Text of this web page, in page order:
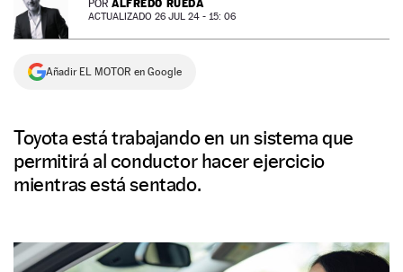
NEWSLETTER
SÍGUENOS
POR ALFREDO RUEDA
ACTUALIZADO 26 JUL 24 - 15: 06
Añadir EL MOTOR en Google
Toyota está trabajando en un sistema que
permitirá al conductor hacer ejercicio
mientras está sentado.